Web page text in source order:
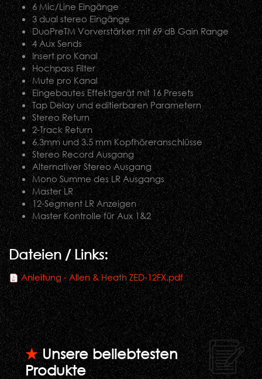
6 Mic/Line Eingänge
3 dual stereo Eingänge
DuoPreTM Vorverstärker mit 69 dB Gain Range
4 Aux Sends
Insert pro Kanal
Hochpass Filter
Mute pro Kanal
Eingebautes Effektgerät mit 16 Presets
Tap Delay und editierbaren Parametern
Stereo Return
2-Track Return
6,3mm und 3.5 mm Kopfhöreranschlüsse
Stereo Record Ausgang
Alternativer Stereo Ausgang
Mono Summe des LR Ausgangs
Master LR
12-Segment LR Anzeigen
Master Kontrolle für Aux 1&2
Dateien / Links:
Anleitung - Allen & Heath ZED-12FX.pdf
★Unsere beliebtesten
Produkte